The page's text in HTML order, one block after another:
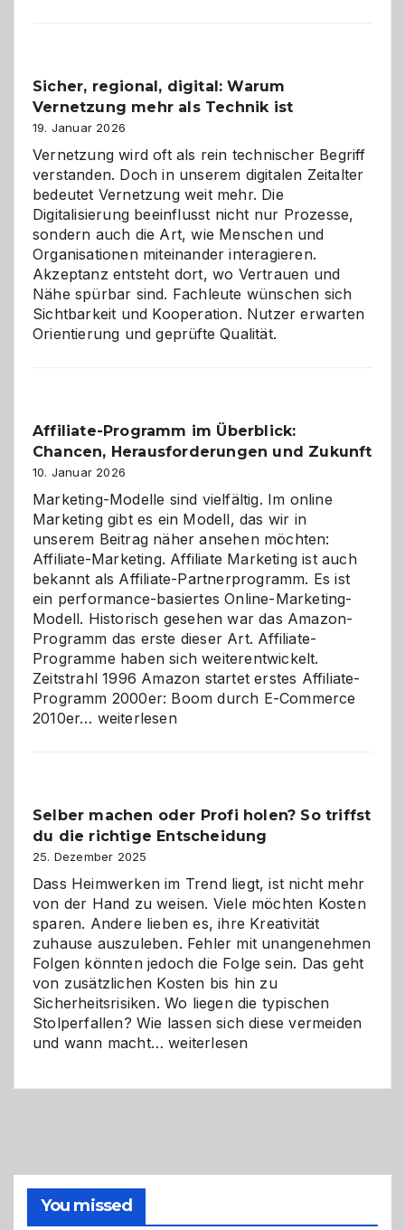
ein
dreifaches
Alaaf!
Sicher, regional, digital: Warum
Vernetzung mehr als Technik ist
19. Januar 2026
Vernetzung wird oft als rein technischer Begriff
verstanden. Doch in unserem digitalen Zeitalter
bedeutet Vernetzung weit mehr. Die
Digitalisierung beeinflusst nicht nur Prozesse,
sondern auch die Art, wie Menschen und
Organisationen miteinander interagieren.
Akzeptanz entsteht dort, wo Vertrauen und
Nähe spürbar sind. Fachleute wünschen sich
Sichtbarkeit und Kooperation. Nutzer erwarten
Orientierung und geprüfte Qualität.
Affiliate-Programm im Überblick:
Chancen, Herausforderungen und Zukunft
10. Januar 2026
Marketing-Modelle sind vielfältig. Im online
Marketing gibt es ein Modell, das wir in
unserem Beitrag näher ansehen möchten:
Affiliate-Marketing. Affiliate Marketing ist auch
bekannt als Affiliate-Partnerprogramm. Es ist
ein performance-basiertes Online-Marketing-
Modell. Historisch gesehen war das Amazon-
Programm das erste dieser Art. Affiliate-
Programme haben sich weiterentwickelt.
Zeitstrahl 1996 Amazon startet erstes Affiliate-
Programm 2000er: Boom durch E-Commerce
2010er… Affiliate-
Herausforderungen
und
Zukunft
weiterlesen
Selber machen oder Profi holen? So triffst
du die richtige Entscheidung
25. Dezember 2025
Dass Heimwerken im Trend liegt, ist nicht mehr
von der Hand zu weisen. Viele möchten Kosten
sparen. Andere lieben es, ihre Kreativität
zuhause auszuleben. Fehler mit unangenehmen
Folgen könnten jedoch die Folge sein. Das geht
von zusätzlichen Kosten bis hin zu
Sicherheitsrisiken. Wo liegen die typischen
Stolperfallen? Wie lassen sich diese vermeiden
und wann macht…Selber
richtige
weiterlesen
You missed